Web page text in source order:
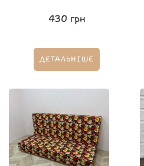
430 грн
ДЕТАЛЬНІШЕ